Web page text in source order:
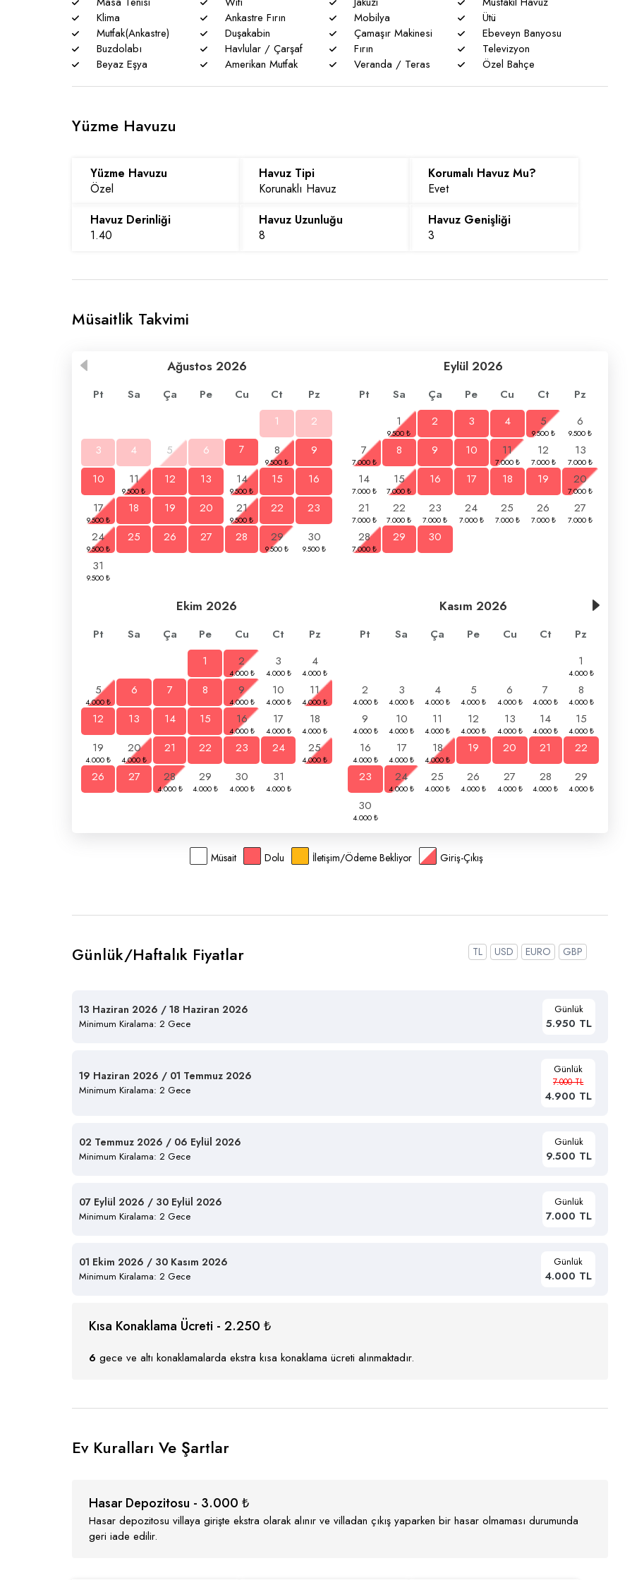
Klima
Ankastre Fırın Mobilya
Ütü
Mutfak(Ankastre)
Duşakabin Çamaşır Makinesi
Ebeveyn Banyosu
Buzdolabı
Havlular / Çarşaf Fırın
Televizyon
Beyaz Eşya
Amerikan Mutfak Veranda / Teras Özel Bahçe
Yüzme Havuzu
Yüzme Havuzu
Özel
Havuz Tipi
Korunaklı Havuz
Korumalı Havuz Mu?
Evet
Havuz Derinliği
1.40
Havuz Uzunluğu
8
Havuz Genişliği
3
Müsaitlik Takvimi
Ağustos 2026
Pt Sa Ça Pe Cu Ct
Pz
1
2
3
4 5 6 7 8
9
10
11 12 13 14 15
16
17
18 19 20 21 22
23
24
25 26 27 28 29
30
31
Eylül 2026
Pt Sa Ça Pe Cu Ct
Pz
1
2 3 4 5
6
7
8 9 10 11 12
13
14
15 16 17 18 19
20
21
22 23 24 25 26
27
28
29 30
Ekim 2026
Pt Sa Ça Pe Cu Ct
Pz
1
2 3
4
5
6 7 8 9 10
11
12
13 14 15 16 17
18
19
20 21 22 23 24
25
26
27 28 29 30 31
Kasım 2026
Pt Sa Ça Pe Cu Ct
Pz
1
2
3 4 5 6 7
8
9
10 11 12 13 14
15
16
17 18 19 20 21
22
23
24 25 26 27 28
29
30
Müsait Dolu İletişim/Ödeme Bekliyor Giriş-Çıkış
Günlük/Haftalık Fiyatlar TL USD EURO GBP
13 Haziran 2026 / 18 Haziran 2026
Minimum Kiralama: 2 Gece
Günlük
5.950 TL
19 Haziran 2026 / 01 Temmuz 2026
Minimum Kiralama: 2 Gece
Günlük
7.000 TL
4.900 TL
02 Temmuz 2026 / 06 Eylül 2026
Minimum Kiralama: 2 Gece
Günlük
9.500 TL
07 Eylül 2026 / 30 Eylül 2026
Minimum Kiralama: 2 Gece
Günlük
7.000 TL
01 Ekim 2026 / 30 Kasım 2026
Minimum Kiralama: 2 Gece
Günlük
4.000 TL
Kısa Konaklama Ücreti - 2.250 ₺
6 gece ve altı konaklamalarda ekstra kısa konaklama ücreti alınmaktadır.
Ev Kuralları Ve Şartlar
Hasar Depozitosu - 3.000 ₺
Hasar depozitosu villaya girişte ekstra olarak alınır ve villadan çıkış yaparken bir hasar olmaması durumunda
geri iade edilir.